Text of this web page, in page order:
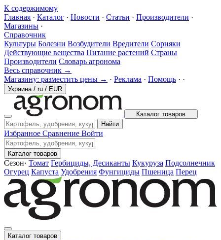
К содержимому
Главная · Каталог · Новости · Статьи · Производители ·
Магазины ·
Справочник
Культуры Болезни Возбудители Вредители Сорняки
Действующие вещества Питание растений Страны
Производители Словарь агронома
Весь справочник →
Магазину: разместить цены → · Реклама · Помощь · ·
Украина / ru / EUR
Каталог товаров
Найти
Избранное Сравнение Войти
Каталог товаров
Сезон· Томат Гербициды, Десиканты Кукуруза Подсолнечник
Огурец Капуста Удобрения Фунгициды Пшеница Перец
Каталог товаров